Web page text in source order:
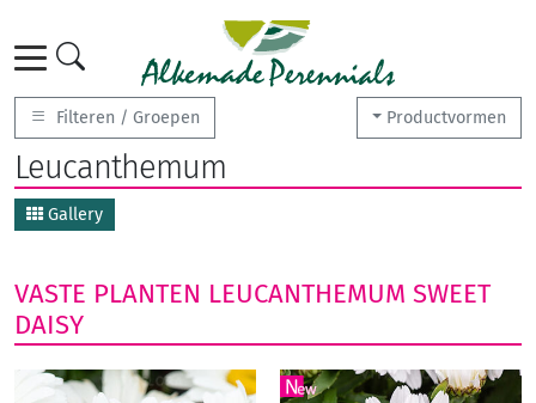
Productvormen
Filteren / Groepen
Leucanthemum
Gallery
VASTE PLANTEN LEUCANTHEMUM SWEET
DAISY